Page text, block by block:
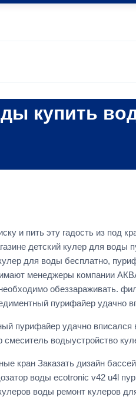
купить
и пить эту гадость из под
детский кулер для
для воды бесплатно,
менеджеры компании
обеззараживать.
пурифайер удачно
пурифайер удачно
смеситель водыустройство
кран Заказать дизайн
воды ecotronic v42 u4l
воды ремонт кулеров